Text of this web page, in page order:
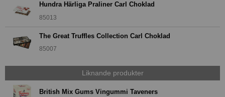
Hundra Härliga Praliner Carl Choklad
85013
The Great Truffles Collection Carl Choklad
85007
Liknande produkter
British Mix Gums Vingummi Taveners